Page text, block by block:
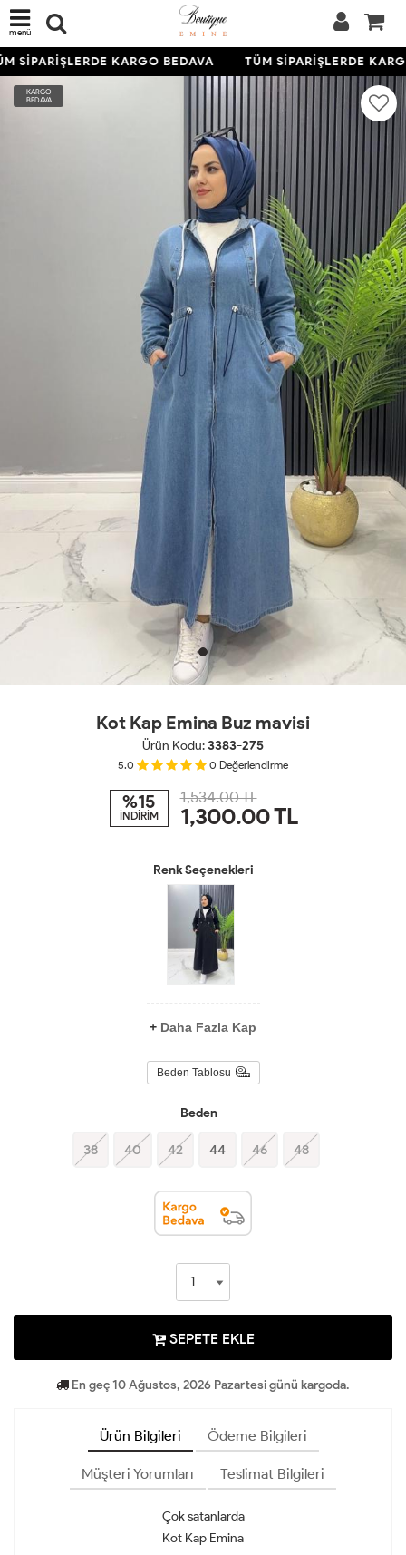
menü
SİPARİŞLERDE KARGO BEDAVA TÜM SİPARİŞLERDE
KARGO
BEDAVA
Kot Kap Emina Buz mavisi
Ürün Kodu:3383-275
5.0 0 Değerlendirme
%15
İNDİRİM
1,534.00 TL
1,300.00TL
Renk Seçenekleri
+ Daha Fazla Kap
Beden Tablosu
Beden
38 40 42 44 46 48
SEPETE EKLE
En geç 10 Ağustos, 2026 Pazartesi günü kargoda.
Ürün Bilgileri Ödeme Bilgileri
Müşteri Yorumları Teslimat Bilgileri
Çok satanlarda
Kot Kap Emina